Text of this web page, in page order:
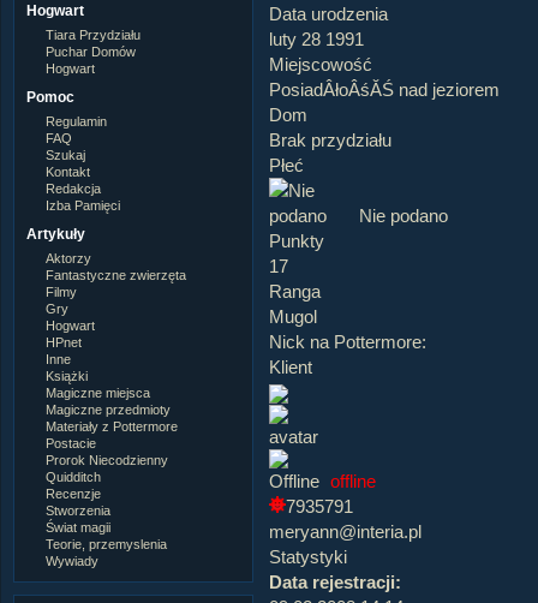
Hogwart
Tiara Przydziału
Puchar Domów
Hogwart
Pomoc
Regulamin
FAQ
Szukaj
Kontakt
Redakcja
Izba Pamięci
Artykuły
Aktorzy
Fantastyczne zwierzęta
Filmy
Gry
Hogwart
HPnet
Inne
Książki
Magiczne miejsca
Magiczne przedmioty
Materiały z Pottermore
Postacie
Prorok Niecodzienny
Quidditch
Recenzje
Stworzenia
Świat magii
Teorie, przemyslenia
Wywiady
Data urodzenia
luty 28 1991
Miejscowość
PosiadÂłoÂśĂŚ nad jeziorem
Dom
Brak przydziału
Płeć
Nie podano
Punkty
17
Ranga
Mugol
Nick na Pottermore:
Klient
offline
7935791
meryann@interia.pl
Statystyki
Data rejestracji: